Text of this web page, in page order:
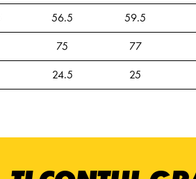
56.5 59.5
75 77
24.5 25